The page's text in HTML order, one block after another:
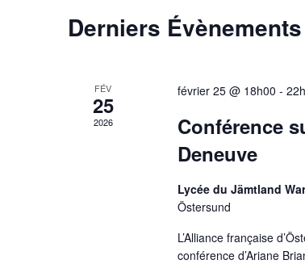
Évènements
Derniers
FÉV
25
2026
février 25 @ 18h00 -
Conférence
Deneuve
Lycée du Jämtland
Östersund
L’Alliance française
conférence d’Ariane